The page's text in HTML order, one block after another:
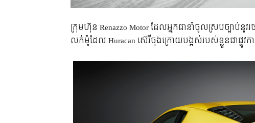
ក្រុមហ៊ុន Renazzo Motor ដែលអ្នកជានាំចូលស្របច្បាប់នូវ
លក់ម៉ូដែល Huracan ស៊េរីចុងក្រោយបង្អស់របស់ខ្លួនជាផ្លូវកា